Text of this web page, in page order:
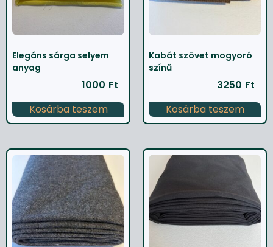
Elegáns sárga selyem
anyag
1000 Ft
Kosárba teszem
Kabát szövet mogyoró
színű
3250 Ft
Kosárba teszem